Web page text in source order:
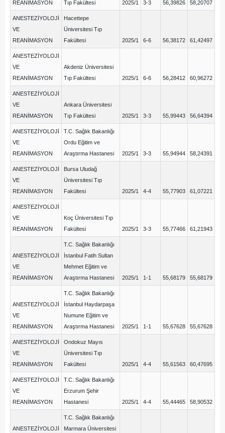
REANİMASYON
Tıp Fakültesi
2025/1 3-3 56,39826 58,20707
ANESTEZİYOLOJİ
VE
REANİMASYON
Hacettepe
Üniversitesi Tıp
Fakültesi
2025/1 6-6 56,38172 61,42497
ANESTEZİYOLOJİ
VE
REANİMASYON
Akdeniz Üniversitesi
Tıp Fakültesi
2025/1 6-6 56,28412 60,96272
ANESTEZİYOLOJİ
VE
REANİMASYON
Ankara Üniversitesi
Tıp Fakültesi
2025/1 3-3 55,99443 56,64394
ANESTEZİYOLOJİ
VE
REANİMASYON
T.C. Sağlık Bakanlığı
Ordu Eğitim ve
Araştırma Hastanesi
2025/1 3-3 55,94944 58,24391
ANESTEZİYOLOJİ
VE
REANİMASYON
Bursa Uludağ
Üniversitesi Tıp
Fakültesi
2025/1 4-4 55,77903 61,07221
ANESTEZİYOLOJİ
VE
REANİMASYON
Koç Üniversitesi Tıp
Fakültesi
2025/1 3-3 55,77466 61,21943
ANESTEZİYOLOJİ
VE
REANİMASYON
T.C. Sağlık Bakanlığı
İstanbul Fatih Sultan
Mehmet Eğitim ve
Araştırma Hastanesi
2025/1 1-1 55,68179 55,68179
ANESTEZİYOLOJİ
VE
REANİMASYON
T.C. Sağlık Bakanlığı
İstanbul Haydarpaşa
Numune Eğitim ve
Araştırma Hastanesi
2025/1 1-1 55,67628 55,67628
ANESTEZİYOLOJİ
VE
REANİMASYON
Ondokuz Mayıs
Üniversitesi Tıp
Fakültesi
2025/1 4-4 55,61563 60,47695
ANESTEZİYOLOJİ
VE
REANİMASYON
T.C. Sağlık Bakanlığı
Erzurum Şehir
Hastanesi
2025/1 4-4 55,44465 58,90532
ANESTEZİYOLOJİ
T.C. Sağlık Bakanlığı
Marmara Üniversitesi